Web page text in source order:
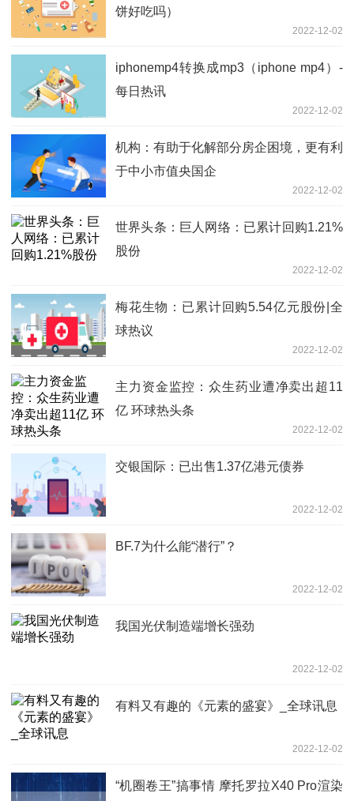
饼好吃吗）
2022-12-02
iphonemp4转换成mp3（iphone mp4）-
每日热讯
2022-12-02
机构：有助于化解部分房企困境，更有利
于中小市值央国企
2022-12-02
世界头条：巨人网络：已累计回购1.21%
股份
2022-12-02
梅花生物：已累计回购5.54亿元股份|全
球热议
2022-12-02
主力资金监控：众生药业遭净卖出超11
亿 环球热头条
2022-12-02
交银国际：已出售1.37亿港元债券
2022-12-02
BF.7为什么能“潜行”？
2022-12-02
我国光伏制造端增长强劲
2022-12-02
有料又有趣的《元素的盛宴》_全球讯息
2022-12-02
“机圈卷王”搞事情 摩托罗拉X40 Pro渲染